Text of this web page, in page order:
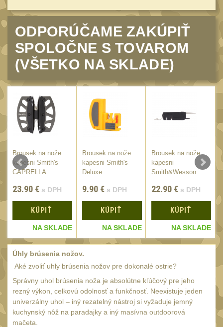
27
Ostatní 13
Montáže na hlaveň3
Montáže pro svítilny18
Předpažbí
Pre AK11
Pre M4/AR15
Ostatní14
Pažby 51
Raily, lišty, krytky 66
Přední rukojeti
Zadní rukojeti
Mechanická mířidla 30
Dvojnožky
Dvojnožky na hlaveň
Dvojnožky pro picatinny
25
Dvojnožky pro M-LOK
ODPORÚČAME ZAKÚPIŤ
SPOLOČNE S TOVAROM
(VŠETKO NA SKLADE)
Brousek na nože
kapesni Smith's
CAPRELLA
23.90 € s DPH
KÚPIŤ
NA SKLADE
Brousek na nože
kapesni Smith's
Deluxe
9.90 € s DPH
KÚPIŤ
NA SKLADE
Brousek na nože
kapesni
Smith&Wesson
22.90 € s DPH
KÚPIŤ
NA SKLADE
Úhly brúsenia nožov.
Aké zvoliť uhly brúsenia nožov pre dokonalé ostrie?
Správny uhol brúsenia noža je absolútne kľúčový pre jeho
rezný výkon, celkovú odolnosť a funkčnosť. Neexistuje jeden
univerzálny uhol – iný rezatelný nástroj si vyžaduje jemný
kuchynský nôž na paradajky a iný masívna outdoorová
mačeta.